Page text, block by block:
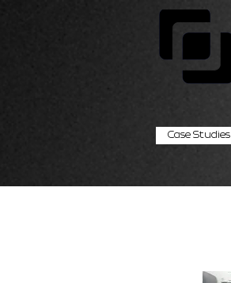
Case Studies